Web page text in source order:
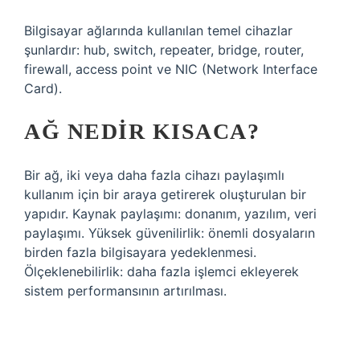
Bilgisayar ağlarında kullanılan temel cihazlar
şunlardır: hub, switch, repeater, bridge, router,
firewall, access point ve NIC (Network Interface
Card).
AĞ NEDIR KISACA?
Bir ağ, iki veya daha fazla cihazı paylaşımlı
kullanım için bir araya getirerek oluşturulan bir
yapıdır. Kaynak paylaşımı: donanım, yazılım, veri
paylaşımı. Yüksek güvenilirlik: önemli dosyaların
birden fazla bilgisayara yedeklenmesi.
Ölçeklenebilirlik: daha fazla işlemci ekleyerek
sistem performansının artırılması.